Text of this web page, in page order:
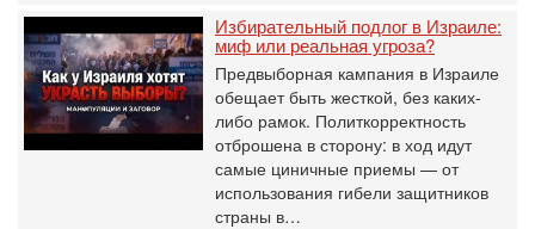
Избирательный подлог в Израиле:
миф или реальная угроза?
Предвыборная кампания в Израиле
обещает быть жесткой, без каких-
либо рамок. Политкорректность
отброшена в сторону: в ход идут
самые циничные приемы — от
использования гибели защитников
страны в…